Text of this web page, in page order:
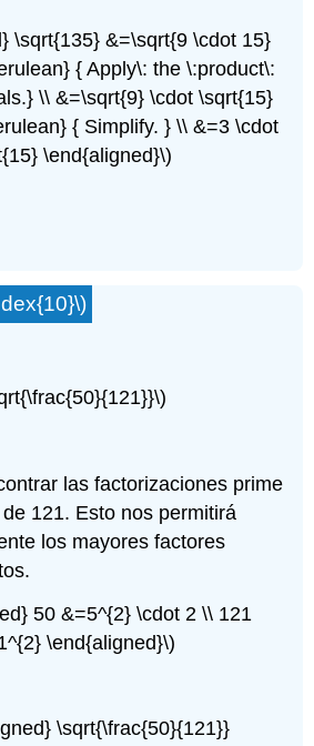
\sqrt{135} &=\sqrt{9 \cdot 15}
{ Apply\: the \:product\:
\\ &=\sqrt{9} \cdot \sqrt{15}
{ Simplify. } \\ &=3 \cdot
\end{aligned}\)
las factorizaciones prime
121. Esto nos permitirá
los mayores factores
50 &=5^{2} \cdot 2 \\ 121
\end{aligned}\)
\sqrt{\frac{50}{121}}